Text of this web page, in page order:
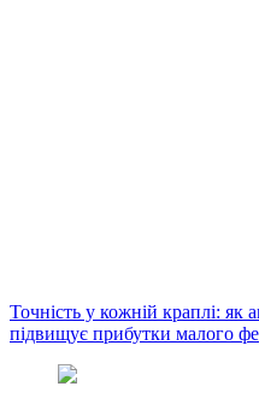
Точність у кожній краплі: як
підвищує прибутки малого